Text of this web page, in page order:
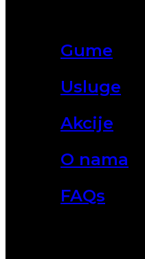
Gume
Usluge
Akcije
O nama
FAQs